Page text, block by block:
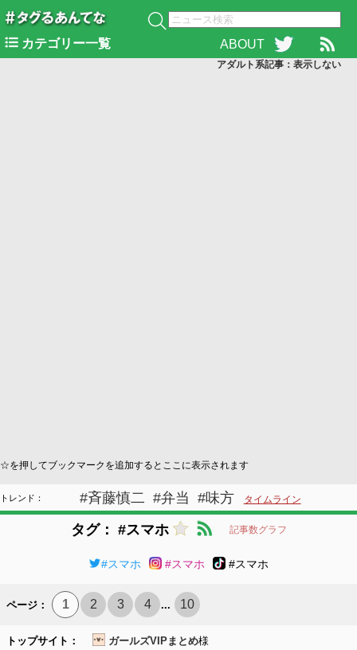
カテゴリー一覧 ABOUT
アダルト系記事：表示しない
☆を押してブックマークを追加するとここに表示されます
#斉藤慎二 #弁当 #味方 タイムライン
トレンド：
タグ： #スマホ 記事数グラフ
#スマホ #スマホ #スマホ
ページ： 1 2 3 4 ... 10
トップサイト： ガールズVIPまとめ様